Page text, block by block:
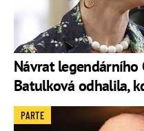
Návrat legendárního
Batulková odhalila,
PARTE